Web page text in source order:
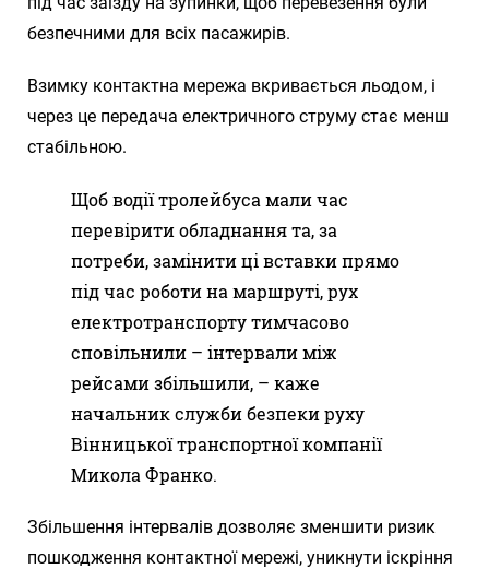
безпечними для всіх пасажирів.
Взимку контактна мережа вкривається льодом, і
через це передача електричного струму стає менш
стабільною.
Щоб водії тролейбуса мали час
перевірити обладнання та, за
потреби, замінити ці вставки прямо
під час роботи на маршруті, рух
електротранспорту тимчасово
сповільнили – інтервали між
рейсами збільшили, – каже
начальник служби безпеки руху
Вінницької транспортної компанії
Микола Франко.
Збільшення інтервалів дозволяє зменшити ризик
пошкодження контактної мережі, уникнути іскріння